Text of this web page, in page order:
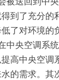
到了充分的
了对环境的
中央空调系
高中央空调
的需求。其